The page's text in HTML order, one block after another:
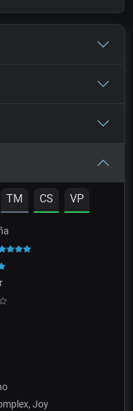
TM CS VP
Joy